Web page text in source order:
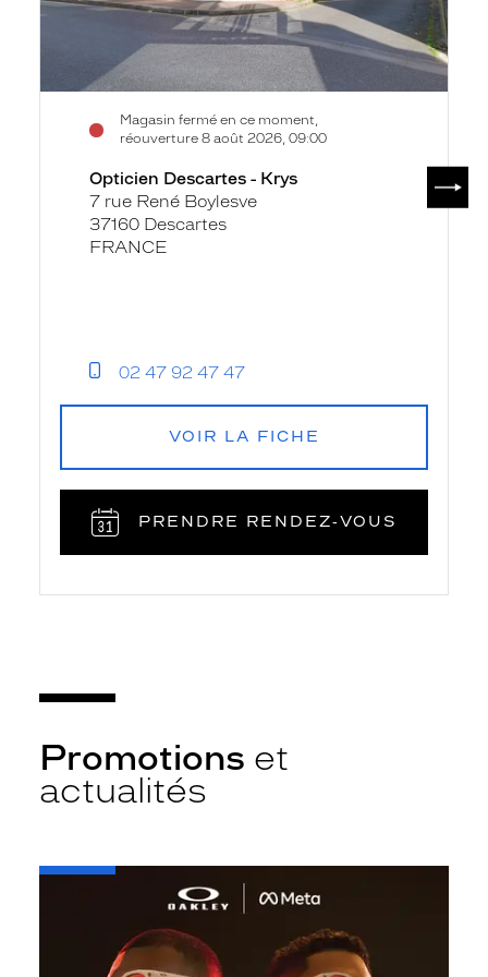
Magasin fermé en ce moment,
réouverture 8 août 2026, 09:00
Opticien Descartes - Krys
7 rue René Boylesve
37160 Descartes
FRANCE
02 47 92 47 47
VOIR LA FICHE
PRENDRE RENDEZ‑VOUS
Promotions et
actualités
-